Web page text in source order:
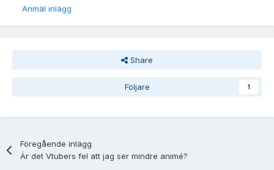
Anmäl inlägg
Share
Följare 1
Föregående inlägg
Är det Vtubers fel att jag ser mindre animé?